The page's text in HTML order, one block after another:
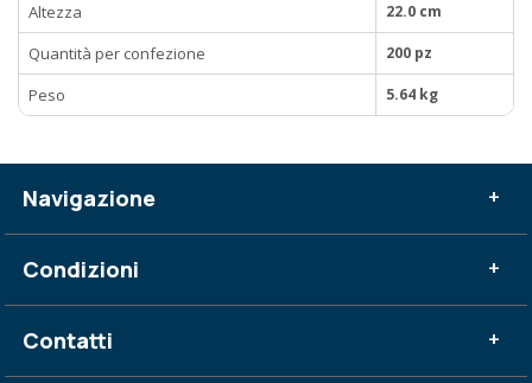
Altezza 22.0 cm
Quantità per confezione 200 pz
Peso 5.64 kg
Navigazione +
Condizioni +
Contatti +